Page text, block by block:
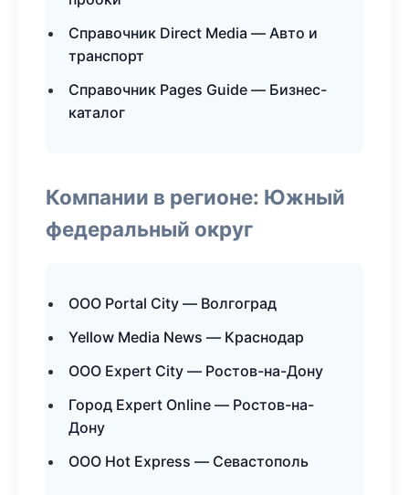
Справочник Direct Media — Авто и
транспорт
Справочник Pages Guide — Бизнес-
каталог
Компании в регионе: Южный
федеральный округ
ООО Portal City — Волгоград
Yellow Media News — Краснодар
ООО Expert City — Ростов-на-Дону
Город Expert Online — Ростов-на-
Дону
ООО Hot Express — Севастополь